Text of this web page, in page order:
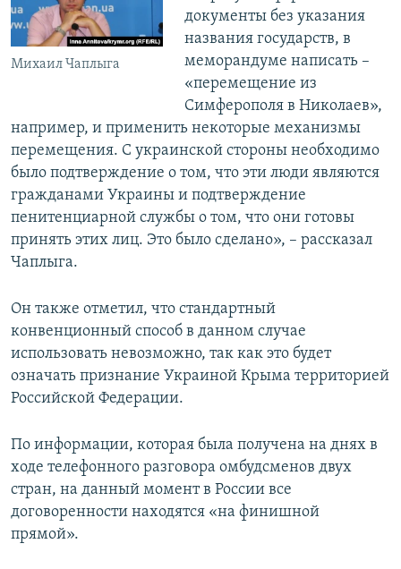
Михаил Чаплыга
документы без указания
названия государств, в
меморандуме написать –
«перемещение из
Симферополя в Николаев»,
например, и применить некоторые механизмы
перемещения. С украинской стороны необходимо
было подтверждение о том, что эти люди являются
гражданами Украины и подтверждение
пенитенциарной службы о том, что они готовы
принять этих лиц. Это было сделано», – рассказал
Чаплыга.
Он также отметил, что стандартный
конвенционный способ в данном случае
использовать невозможно, так как это будет
означать признание Украиной Крыма территорией
Российской Федерации.
По информации, которая была получена на днях в
ходе телефонного разговора омбудсменов двух
стран, на данный момент в России все
договоренности находятся «на финишной
прямой».